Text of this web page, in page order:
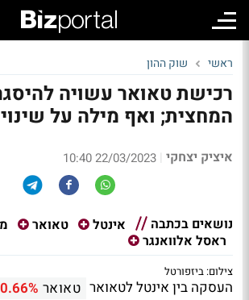
ראשי שוק ההון
רכישת טאואר עשויה
המחצית; ואף מילה על
איציק יצחקי |
22/03/2023 10:40
נושאים בכתבה אינטל טאואר
ראסל אלוואנגר
צילום: ביזפורטל
העסקה בין אינטל לטאואר טאואר